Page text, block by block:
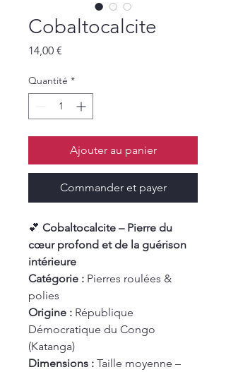
Cobaltocalcite
14,00 €
Quantité *
Ajouter au panier
Commander et payer
💕 Cobaltocalcite – Pierre du
cœur profond et de la guérison
intérieure
Catégorie : Pierres roulées &
polies
Origine : République
Démocratique du Congo
(Katanga)
Dimensions : Taille moyenne –